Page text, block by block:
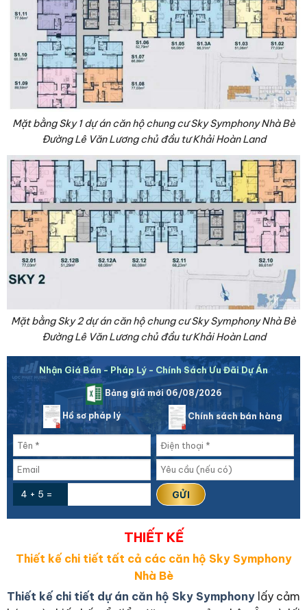
Mặt bằng Sky 1 dự án căn hộ chung cư Sky Symphony Nhà Bè
Đường Lê Văn Lương chủ đầu tư Khải Hoàn Land
Mặt bằng Sky 2 dự án căn hộ chung cư Sky Symphony Nhà Bè
Đường Lê Văn Lương chủ đầu tư Khải Hoàn Land
Nhận Giá Bán - Pháp Lý - Chính Sách Ưu Đãi Dự Án
Bảng giá mới 06/08/2026
Hồ sơ pháp lý Chính sách bán hàng
4 + 5 =
THIẾT KẾ
Thiết kế chi tiết tất cả các căn hộ Sky Symphony
Nhà Bè
Thiết kế chi tiết dự án căn hộ Sky Symphony lấy cảm